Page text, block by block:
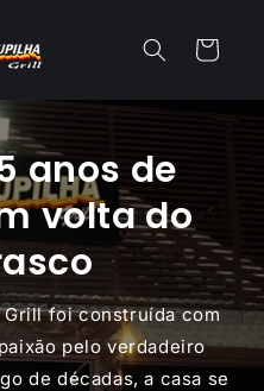
Carrinho
anos de
volta do
foi construída com
pelo verdadeiro
de décadas, a casa se